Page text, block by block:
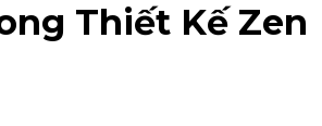
Thiết Kế Zen